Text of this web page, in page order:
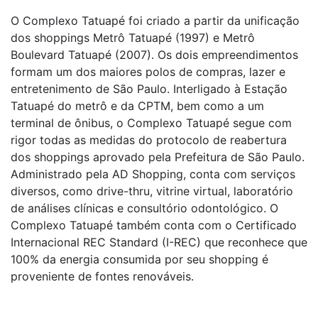
O Complexo Tatuapé foi criado a partir da unificação
dos shoppings Metrô Tatuapé (1997) e Metrô
Boulevard Tatuapé (2007). Os dois empreendimentos
formam um dos maiores polos de compras, lazer e
entretenimento de São Paulo. Interligado à Estação
Tatuapé do metrô e da CPTM, bem como a um
terminal de ônibus, o Complexo Tatuapé segue com
rigor todas as medidas do protocolo de reabertura
dos shoppings aprovado pela Prefeitura de São Paulo.
Administrado pela AD Shopping, conta com serviços
diversos, como drive-thru, vitrine virtual, laboratório
de análises clínicas e consultório odontológico. O
Complexo Tatuapé também conta com o Certificado
Internacional REC Standard (I-REC) que reconhece que
100% da energia consumida por seu shopping é
proveniente de fontes renováveis.